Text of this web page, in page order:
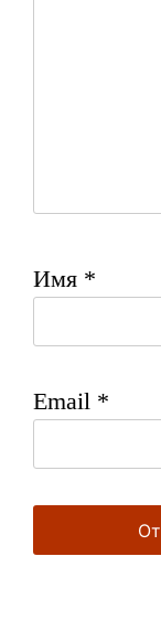
Имя *
Email *